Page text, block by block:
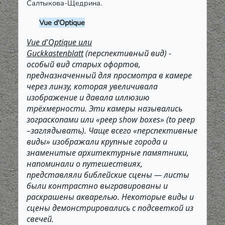
Салтыкова-Щедрина.
Vue d'Optique
Vue d'Optique или
Guckkastenblatt(перспективный вид) -
особый вид старых офортов,
предназначенный для просмотра в камере
через линзу, которая увеличивала
изображение и давала иллюзию
трёхмерности. Эти камеры назывались
зограскопами или «peep show boxes» (to peep
–заглядывать). Чаще всего «перспективные
виды» изображали крупные города и
знаменитые архитектурные памятники,
напоминали о путешествиях,
представляли библейские сцены — листы
были контрастно выгравированы и
раскрашены акварелью. Некоторые виды и
сцены демонстрировались с подсветкой из
свечей.